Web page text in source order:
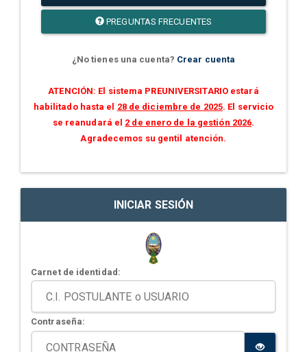
PREGUNTAS FRECUENTES
¿No tienes una cuenta? Crear cuenta
ATENCIÓN: El sistema PREUNIVERSITARIO estará
habilitado hasta el 28 de diciembre de 2025. El servicio
se reanudará el 2 de enero de la gestión 2026.
Agradecemos su gentil atención.
INICIAR SESIÓN
Carnet de identidad:
Contraseña: